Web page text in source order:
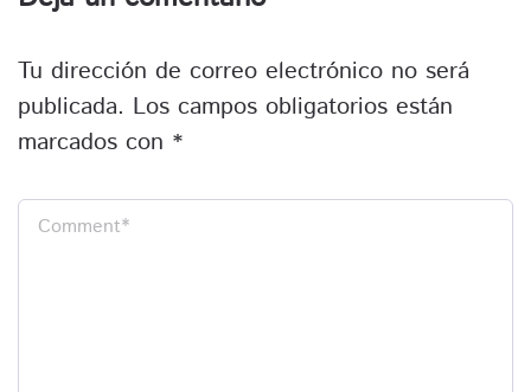
Tu dirección de correo electrónico no será
publicada. Los campos obligatorios están
marcados con *
Comment*